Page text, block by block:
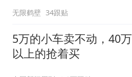
无限鹤壁 34跟贴
5万的小车卖不动，40万
以上的抢着买